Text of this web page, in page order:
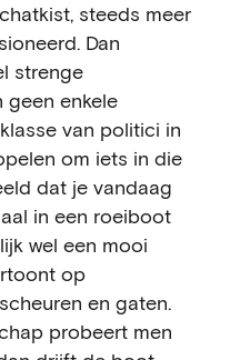
steeds meer
Dan
strenge
geen enkele
van politici in
om iets in die
dat je vandaag
in een roeiboot
wel een mooi
op
en gaten.
probeert men